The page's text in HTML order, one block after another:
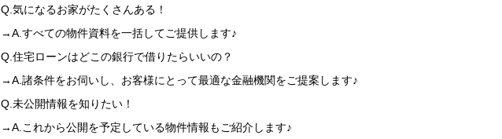
Q.気になるお家がたくさんある！
→A.すべての物件資料を一括してご提供します♪
Q.住宅ローンはどこの銀行で借りたらいいの？
→A.諸条件をお伺いし、お客様にとって最適な金融機関をご提案します♪
Q.未公開情報を知りたい！
→A.これから公開を予定している物件情報もご紹介します♪